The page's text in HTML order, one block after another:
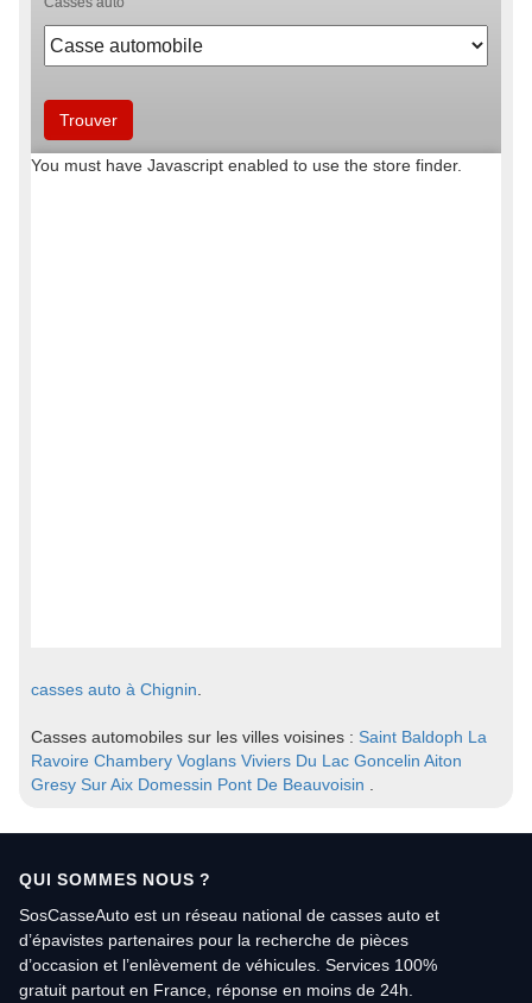
casses auto à Chignin
Casses automobiles sur les villes voisines : Saint Baldoph La
Ravoire Chambery Voglans Viviers Du Lac Goncelin Aiton
Gresy Sur Aix Domessin Pont De Beauvoisin
QUI SOMMES NOUS ?
SosCasseAuto est un réseau national de casses auto et
d’épavistes partenaires pour la recherche de pièces
d’occasion et l’enlèvement de véhicules. Services 100%
gratuit partout en France, réponse en moins de 24h.